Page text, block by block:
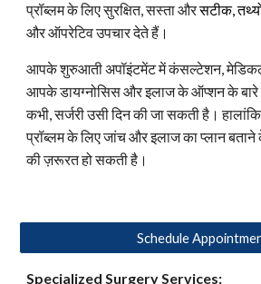
प्रॉब्लम के लिए सुरक्षित, सस्ता औरसटीक,
और ऑपरेटिव उपचार देते हैं।
आपके शुरुआती अपॉइंटमेंट में कंसल्टेशन, मेडिकल
आपके डायग्नोसिस और इलाज के ऑप्शन के बारे
कभी, सर्जरी उसी दिन की जा सकती है।
प्रॉब्लम के लिए जांच और इलाज का प्लान
की ज़रूरत हो सकती है।
Schedule
Specialized SurgeryServices: